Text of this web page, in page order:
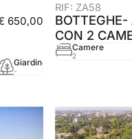
650,00
Giardino
-
RIF: ZA58
CON 2
Camere
2